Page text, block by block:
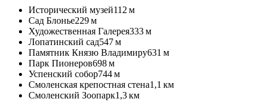
Исторический музей112 м
Сад Блонье229 м
Художественная Галерея333 м
Лопатинский сад547 м
Памятник Князю Владимиру631 м
Парк Пионеров698 м
Успенский собор744 м
Смоленская крепостная стена1,1 км
Смоленский Зоопарк1,3 км